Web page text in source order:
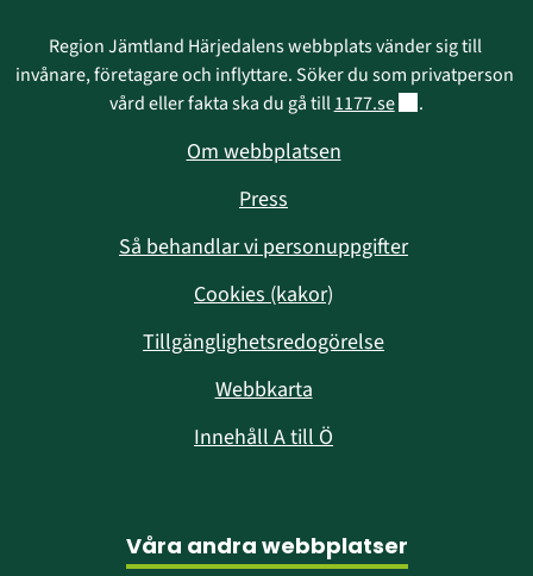
Region Jämtland Härjedalens webbplats vänder sig till
invånare, företagare och inflyttare. Söker du som privatperson
vård eller fakta ska du gå till 1177.seLänk till annan
.
Om webbplatsen
Press
Så behandlar vi personuppgifter
Cookies (kakor)
Tillgänglighetsredogörelse
Webbkarta
Innehåll A till Ö
Våra andra webbplatser